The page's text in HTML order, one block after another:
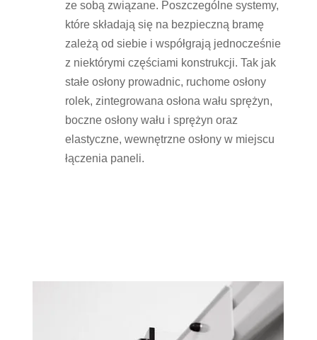
ze sobą związane. Poszczególne systemy,
które składają się na bezpieczną bramę
zależą od siebie i współgrają jednocześnie
z niektórymi częściami konstrukcji. Tak jak
stałe osłony prowadnic, ruchome osłony
rolek, zintegrowana osłona wału sprężyn,
boczne osłony wału i sprężyn oraz
elastyczne, wewnętrzne osłony w miejscu
łączenia paneli.